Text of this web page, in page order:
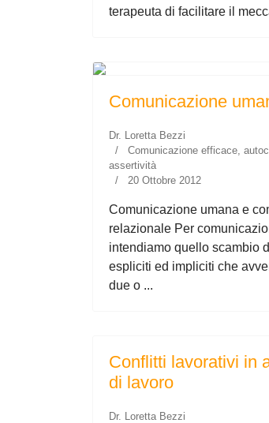
terapeuta di facilitare il
Comunicazione
Dr. Loretta Bezzi
Comunicazione efficace,
assertività
20 Ottobre 2012
Comunicazione umana e
relazionale Per
intendiamo quello scambio
espliciti ed impliciti che
due o ...
Conflitti lavorativi in
di lavoro
Dr. Loretta Bezzi